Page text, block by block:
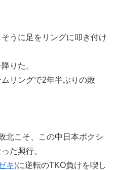
うに足をリングに叩き付け
りた。
リングで2年半ぶりの敗
北こそ、この中日本ボクシ
た興行。
キ)に逆転のTKO負けを喫し